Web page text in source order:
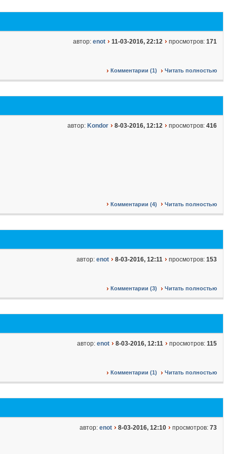
автор: enot 11-03-2016, 22:12 просмотров: 171
Комментарии (1) Читать полностью
автор: Kondor 8-03-2016, 12:12 просмотров: 416
Комментарии (4) Читать полностью
автор: enot 8-03-2016, 12:11 просмотров: 153
Комментарии (3) Читать полностью
автор: enot 8-03-2016, 12:11 просмотров: 115
Комментарии (1) Читать полностью
автор: enot 8-03-2016, 12:10 просмотров: 73